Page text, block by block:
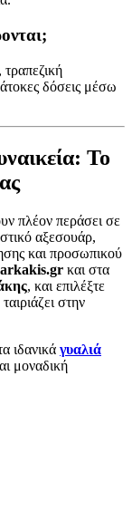
δόσεις μέσω
Το
πλέον περάσει σε
αξεσουάρ,
και προσωπικού
και στα
, και επιλέξτε
στην
ιδανικά γυαλιά
μοναδική